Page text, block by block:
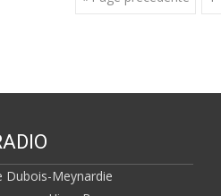
Dubois-Meynardie